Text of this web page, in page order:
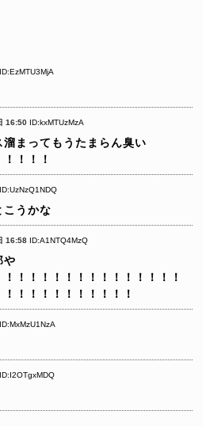
ID:EzMTU3MjA
16:50 ID:kxMTUzMzA
まってもうたまらん臭い
！！！
ID:UzNzQ1NDQ
こうかな
16:58 ID:A1NTQ4MzQ
や
！！！！！！！！！！！！！！
！！！！！！！！！！
ID:MxMzU1NzA
ID:I2OTgxMDQ